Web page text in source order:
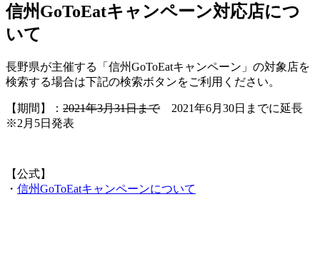
信州GoToEatキャンペーン対応店につ
いて
長野県が主催する「信州GoToEatキャンペーン」の対象店を
検索する場合は下記の検索ボタンをご利用ください。
【期間】： 2021年3月31日まで2021年6月30日までに延長
※2月5日発表
【公式】
・ 信州GoToEatキャンペーンについて